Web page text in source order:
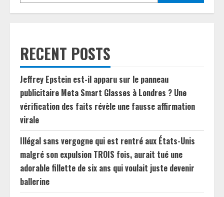
RECENT POSTS
Jeffrey Epstein est-il apparu sur le panneau
publicitaire Meta Smart Glasses à Londres ? Une
vérification des faits révèle une fausse affirmation
virale
Illégal sans vergogne qui est rentré aux États-Unis
malgré son expulsion TROIS fois, aurait tué une
adorable fillette de six ans qui voulait juste devenir
ballerine